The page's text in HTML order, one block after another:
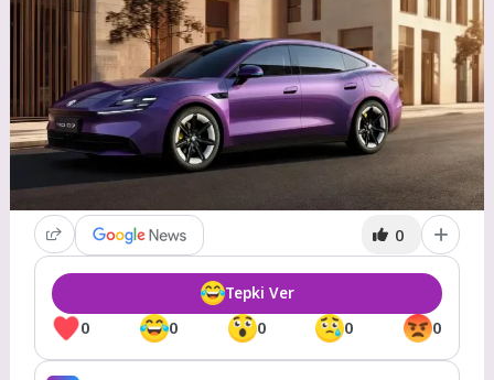
0
0 0 0 0 0
Tepki Ver